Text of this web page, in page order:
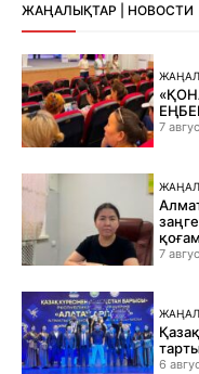
ЖАҢАЛЫҚТАР | НОВОСТИ
7
7
6